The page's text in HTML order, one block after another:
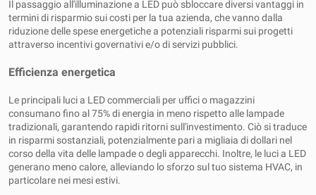
Il passaggio all'illuminazione a LED può sbloccare diversi vantaggi in
termini di risparmio sui costi per la tua azienda, che vanno dalla
riduzione delle spese energetiche a potenziali risparmi sui progetti
attraverso incentivi governativi e/o di servizi pubblici.
Efficienza energetica
Le principali luci a LED commerciali per uffici o magazzini
consumano fino al 75% di energia in meno rispetto alle lampade
tradizionali, garantendo rapidi ritorni sull'investimento. Ciò si traduce
in risparmi sostanziali, potenzialmente pari a migliaia di dollari nel
corso della vita delle lampade o degli apparecchi. Inoltre, le luci a LED
generano meno calore, alleviando lo sforzo sul tuo sistema HVAC, in
particolare nei mesi estivi.